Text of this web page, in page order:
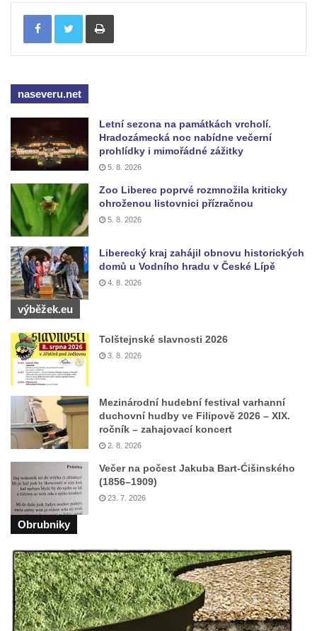
Tisknout
naseveru.net
Letní sezona na památkách vrcholí.
Hradozámecká noc nabídne večerní
prohlídky i mimořádné zážitky
5. 8. 2026
Zoo Liberec poprvé rozmnožila kriticky
ohroženou listovnici přízračnou
5. 8. 2026
Liberecký kraj zahájil obnovu historických
domů u Vodního hradu v České Lípě
4. 8. 2026
výběžek.eu
Tolštejnské slavnosti 2026
3. 8. 2026
Mezinárodní hudební festival varhanní
duchovní hudby ve Filipově 2026 – XIX.
ročník – zahajovací koncert
2. 8. 2026
Večer na počest Jakuba Bart-Ćišinského
(1856–1909)
23. 7. 2026
Obrubniky